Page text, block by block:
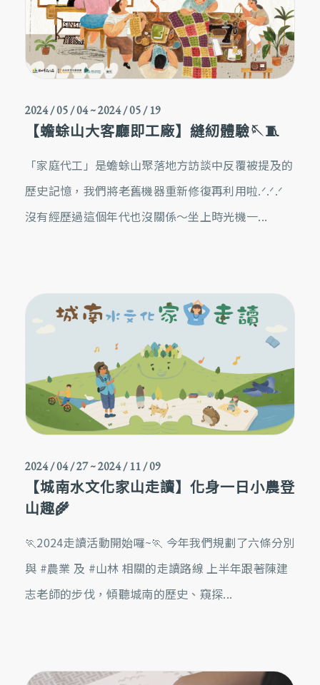
2024 / 05 / 04~2024 / 05 / 19
【蟾蜍山大客廳即工廠】縫紉體驗🪡🧵
「家庭代工」是蟾蜍山聚落地方訪談中反覆被提及的
歷史記憶，我們將老舊機器重新修復再利用啦.ᐟ.ᐟ.ᐟ
沒有經歷過這個年代也沒關係～坐上時光機一...
2024 / 04 / 27~2024 / 11 / 09
【城南水文化家山走讀】化身一日小農登
山趣🌾
🏃2024走讀活動開始囉~🏃 今年我們規劃了六條分別
與 #農業 及 #山林 相關的走讀路線 上半年跟著陳建
志老師的步伐，傾聽城南的歷史、窺探...